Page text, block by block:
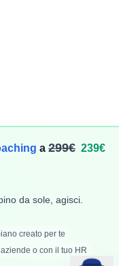
a 299€ 239€
da sole, agisci.
creato per te
o con il tuo HR
| P.IVA: